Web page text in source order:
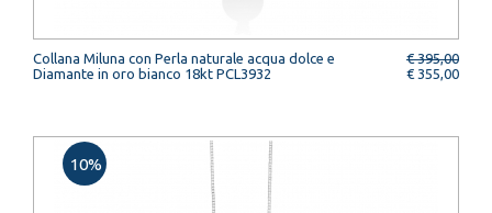
Collana Miluna con Perla naturale acqua dolce e
Diamante in oro bianco 18kt PCL3932
€ 395,00
€ 355,00
10%